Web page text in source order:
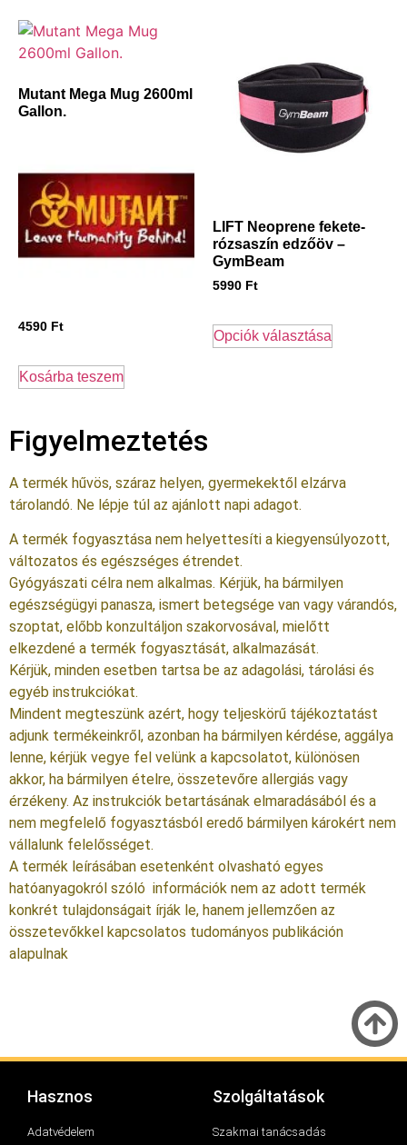
Mutant Mega Mug 2600ml
Gallon.
4590 Ft
Kosárba teszem
LIFT Neoprene fekete-
rózsaszín edzőöv –
GymBeam
5990 Ft
Opciók választása
Figyelmeztetés
A termék hűvös, száraz helyen, gyermekektől elzárva
tárolandó. Ne lépje túl az ajánlott napi adagot.
A termék fogyasztása nem helyettesíti a kiegyensúlyozott,
változatos és egészséges étrendet.
Gyógyászati célra nem alkalmas. Kérjük, ha bármilyen
egészségügyi panasza, ismert betegsége van vagy várandós,
szoptat, előbb konzultáljon szakorvosával, mielőtt
elkezdené a termék fogyasztását, alkalmazását.
Kérjük, minden esetben tartsa be az adagolási, tárolási és
egyéb instrukciókat.
Mindent megteszünk azért, hogy teljeskörű tájékoztatást
adjunk termékeinkről, azonban ha bármilyen kérdése, aggálya
lenne, kérjük vegye fel velünk a kapcsolatot, különösen
akkor, ha bármilyen ételre, összetevőre allergiás vagy
érzékeny. Az instrukciók betartásának elmaradásából és a
nem megfelelő fogyasztásból eredő bármilyen károkért nem
vállalunk felelősséget.
A termék leírásában esetenként olvasható egyes
hatóanyagokról szóló információk nem az adott termék
konkrét tulajdonságait írják le, hanem jellemzően az
összetevőkkel kapcsolatos tudományos publikáción
alapulnak
Hasznos
Adatvédelem
Szolgáltatások
Szakmai tanácsadás